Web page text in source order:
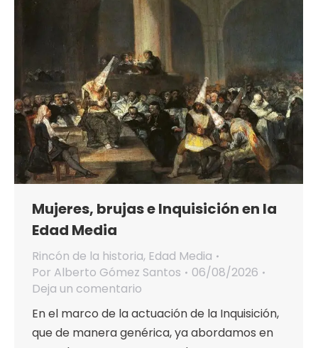
Mujeres, brujas e Inquisición en la
Edad Media
Rincón de la historia, Edad Media
Por Alberto Gómez Santos
06/08/2026
Deja un comentario
En el marco de la actuación de la Inquisición,
que de manera genérica, ya abordamos en